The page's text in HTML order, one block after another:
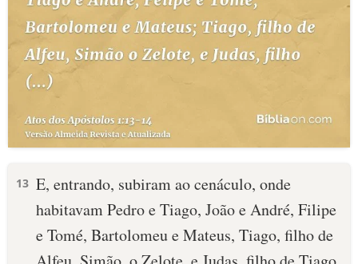
13 E, entrando, subiram ao cenáculo, onde
habitavam Pedro e Tiago, João e André, Filipe
e Tomé, Bartolomeu e Mateus, Tiago, filho de